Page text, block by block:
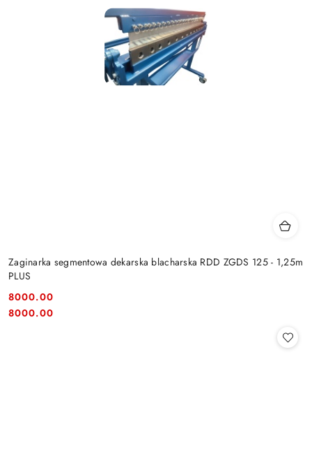
Zaginarka segmentowa dekarska blacharska RDD ZGDS 125 - 1,25m
PLUS
Cena:
8000.00
Cena:
8000.00